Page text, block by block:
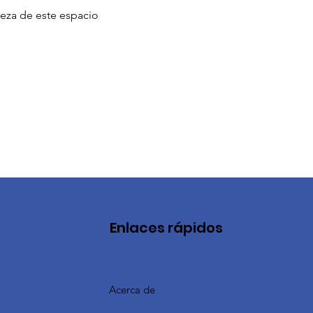
de este espacio
Enlaces rápidos
Acerca de